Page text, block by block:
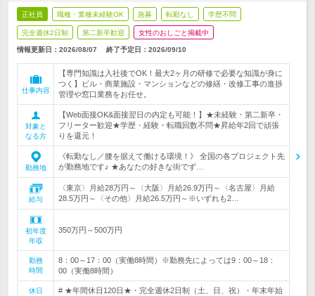
正社員 職種・業種未経験OK 急募 転勤なし 学歴不問
完全週休2日制 第二新卒歓迎 女性のおしごと掲載中
情報更新日：2026/08/07 終了予定日： 2026/09/10
仕事内容
【専門知識は入社後でOK！最大2ヶ月の研修で必要な知識が身に
つく】ビル・商業施設・マンションなどの修繕・改修工事の進捗
管理や窓口業務をお任せ。
対象と
なる方
【Web面接OK&面接翌日の内定も可能！】★未経験・第二新卒・
フリーター歓迎★学歴・経験・転職回数不問★昇給年2回で頑張
りを還元！
勤務地
《転勤なし／腰を据えて働ける環境！》 全国の各プロジェクト先
が勤務地です♪ ★あなたの好きな街でず…
給与
〈東京〉月給28万円～〈大阪〉月給26.9万円～〈名古屋〉月給
28.5万円～〈その他〉月給26.5万円～※いずれも2…
初年度
年収
350万円～500万円
勤務
時間
8：00～17：00（実働8時間）※勤務先によっては9：00～18：
00（実働8時間）
休日
# ★年間休日120日★・完全週休2日制（土、日、祝）・年末年始